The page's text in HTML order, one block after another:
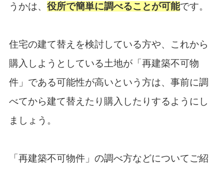
うかは、 役所で簡単に調べることが可能です。
住宅の建て替えを検討している方や、これから
購入しようとしている土地が「再建築不可物
件」である可能性が高いという方は、事前に調
べてから建て替えたり購入したりするようにし
ましょう。
「再建築不可物件」の調べ方などについてご紹